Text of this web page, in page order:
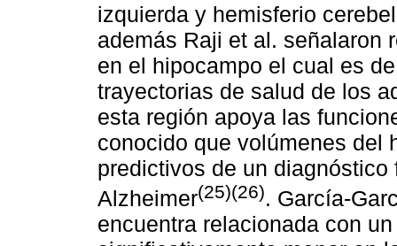
izquierda y hemisferio
además Raji et al. señalaron
en el hipocampo el cual es
trayectorias de salud de los
esta región apoya las
conocido que volúmenes del
predictivos de un
Alzheimer(25)(26). García-
encuentra relacionada con